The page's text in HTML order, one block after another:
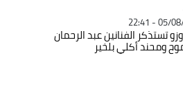
05/
تستذكر الفنانين عبد الرحمان
ومحند أكلي بلخير